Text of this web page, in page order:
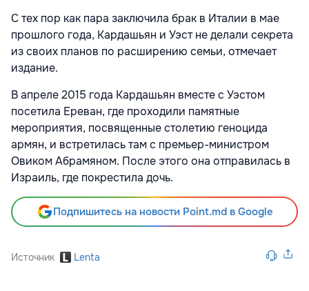
С тех пор как пара заключила брак в Италии в мае
прошлого года, Кардашьян и Уэст не делали секрета
из своих планов по расширению семьи, отмечает
издание.
В апреле 2015 года Кардашьян вместе с Уэстом
посетила Ереван, где проходили памятные
мероприятия, посвященные столетию геноцида
армян, и встретилась там с премьер-министром
Овиком Абрамяном. После этого она отправилась в
Израиль, где покрестила дочь.
Подпишитесь на новости Point.md в Google
Источник Lenta